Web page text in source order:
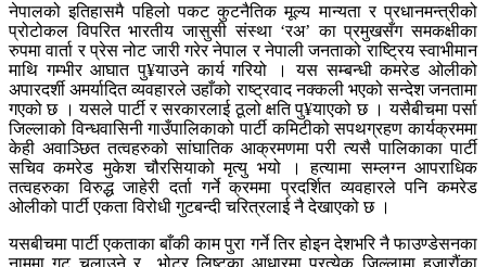
नेपालको इतिहासमै पहिलो पकट कुटनैतिक मूल्य मान्यता र प्रधानमन्त्रीको
प्रोटोकल विपरित भारतीय जासुसी संस्था ‘रअ’ का प्रमुखसँग समकक्षीका
रुपमा वार्ता र प्रेस नोट जारी गरेर नेपाल र नेपाली जनताको राष्ट्रिय स्वाभीमान
माथि गम्भीर आघात पु¥याउने कार्य गरियो । यस सम्बन्धी कमरेड ओलीको
अपारदर्शी अमर्यादित व्यवहारले उहाँको राष्ट्रवाद नक्कली भएको सन्देश जनतामा
गएको छ । यसले पार्टी र सरकारलाई ठूलो क्षति पु¥याएको छ । यसैबीचमा पर्सा
जिल्लाको विन्धवासिनी गाउँपालिकाको पार्टी कमिटीको सपथग्रहण कार्यक्रममा
केही अवाञ्छित तत्वहरुको सांघातिक आक्रमणमा परी त्यसै पालिकाका पार्टी
सचिव कमरेड मुकेश चौरसियाको मृत्यु भयो । हत्यामा सम्लग्न आपराधिक
तत्वहरुका विरुद्ध जाहेरी दर्ता गर्ने क्रममा प्रदर्शित व्यवहारले पनि कमरेड
ओलीको पार्टी एकता विरोधी गुटबन्दी चरित्रलाई नै देखाएको छ ।
यसबीचमा पार्टी एकताका बाँकी काम पुरा गर्ने तिर होइन देशभरि नै फाउण्डेसनका
नाममा गुट चलाउने र भोटर लिष्टका आधारमा प्रत्येक जिल्लामा हजारौंका